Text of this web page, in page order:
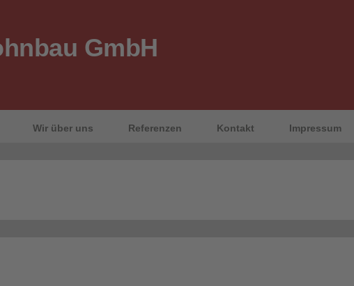
GmbH
Wir über uns Referenzen Kontakt Impressum